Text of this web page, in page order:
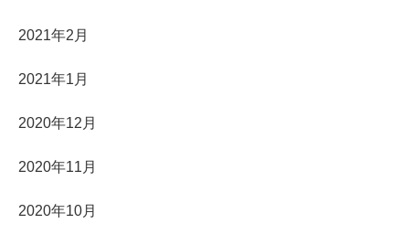
2021年2月
2021年1月
2020年12月
2020年11月
2020年10月